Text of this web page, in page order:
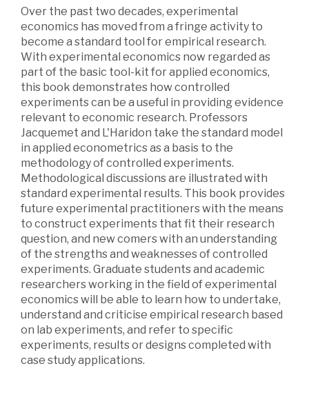
Over the past two decades, experimental
economics has moved from a fringe activity to
become a standard tool for empirical research.
With experimental economics now regarded as
part of the basic tool-kit for applied economics,
this book demonstrates how controlled
experiments can be a useful in providing evidence
relevant to economic research. Professors
Jacquemet and L'Haridon take the standard model
in applied econometrics as a basis to the
methodology of controlled experiments.
Methodological discussions are illustrated with
standard experimental results. This book provides
future experimental practitioners with the means
to construct experiments that fit their research
question, and new comers with an understanding
of the strengths and weaknesses of controlled
experiments. Graduate students and academic
researchers working in the field of experimental
economics will be able to learn how to undertake,
understand and criticise empirical research based
on lab experiments, and refer to specific
experiments, results or designs completed with
case study applications.